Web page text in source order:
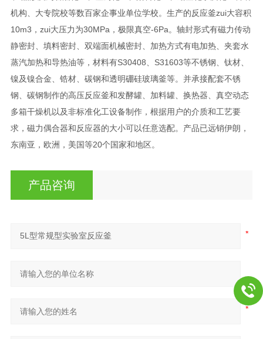
机构、大专院校等数百家企事业单位学校。生产的反应釜zui大容积
10m3，zui大压力为30MPa，极限真空-6Pa。轴封形式有磁力传动
静密封、填料密封、双端面机械密封、加热方式有电加热、夹套水
蒸汽加热和导热油等，材料有S30408、S31603等不锈钢、钛材、
镍及镍合金、锆材、碳钢和透明硼硅玻璃釜等。并承接配套不锈
钢、碳钢制作的高压反应釜和发酵罐、加料罐、换热器、真空动态
多箱干燥机以及非标准化工设备制作，根据用户的介质和工艺要
求，磁力偶合器和反应器的大小可以任意选配。产品已远销伊朗，
东南亚，欧洲，美国等20个国家和地区。
产品咨询